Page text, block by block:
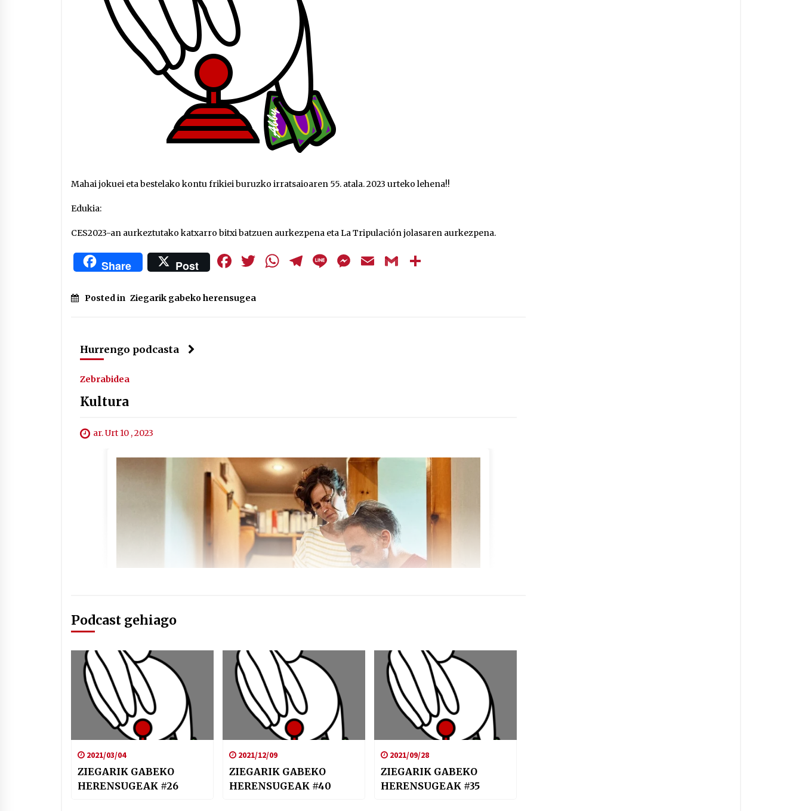
Mahai jokuei eta bestelako kontu frikiei buruzko irratsaioaren 55. atala. 2023 urteko lehena!!
Edukia:
CES2023-an aurkeztutako katxarro bitxi batzuen aurkezpena eta La Tripulación jolasaren aurkezpena.
Share Post Facebook
Twitter
WhatsApp
Telegram
LineMessenger
EmailGmail
Posted in Ziegarik gabeko herensugea
Hurrengo podcasta
Zebrabidea
Kultura
ar. Urt 10 , 2023
Podcast gehiago
2021/03/04
ZIEGARIK GABEKO
HERENSUGEAK #26
2021/12/09
ZIEGARIK GABEKO
HERENSUGEAK #40
2021/09/28
ZIEGARIK GABEKO
HERENSUGEAK #35